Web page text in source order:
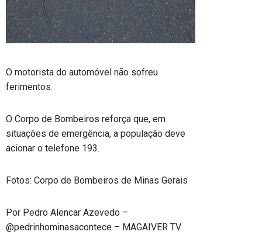
O motorista do automóvel não sofreu
ferimentos.
O Corpo de Bombeiros reforça que, em
situações de emergência, a população deve
acionar o telefone 193.
Fotos: Corpo de Bombeiros de Minas Gerais
Por Pedro Alencar Azevedo –
@pedrinhominasacontece – MAGAIVER TV